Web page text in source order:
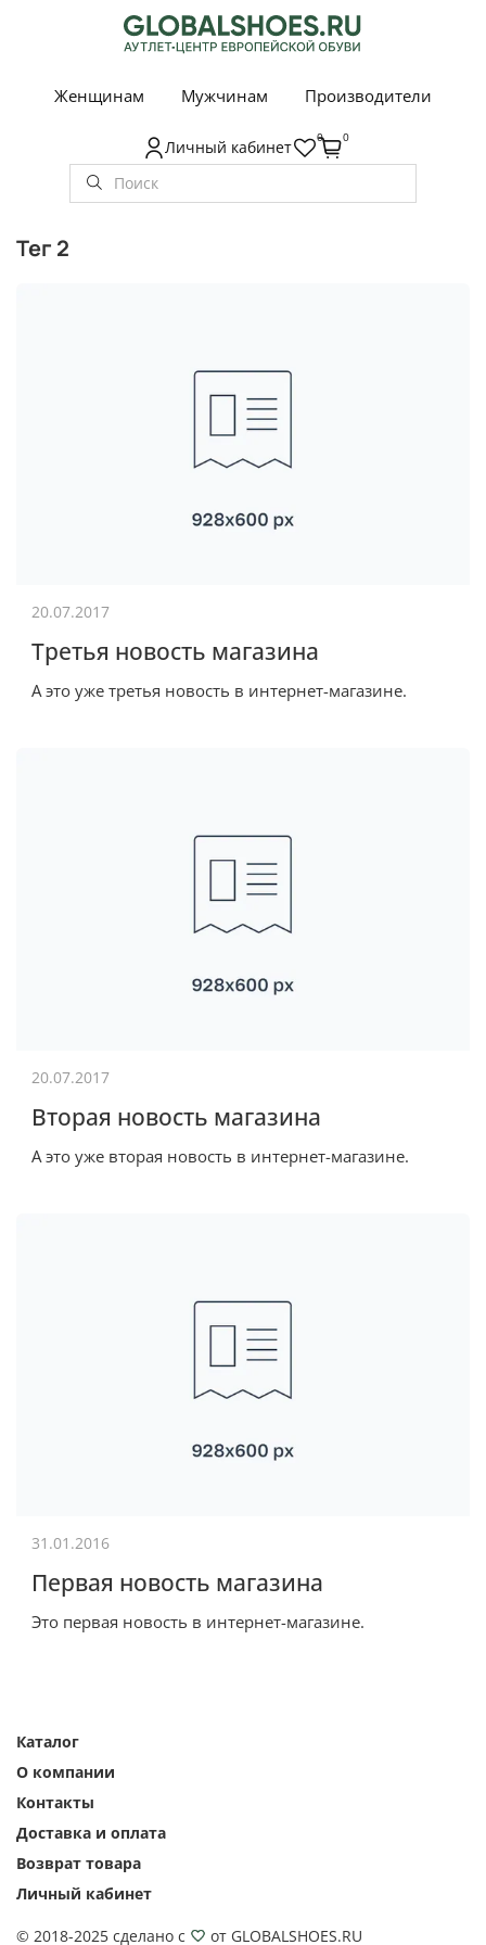
Женщинам Мужчинам Производители
Личный кабинет 0 0
тег 2
Третья новость магазина
А это уже третья новость в интернет-магазине.
20.07.2017
Вторая новость магазина
А это уже вторая новость в интернет-магазине.
20.07.2017
Первая новость магазина
Это первая новость в интернет-магазине.
31.01.2016
Каталог
О компании
Контакты
Доставка и оплата
Возврат товара
Личный кабинет
© 2018-2025 сделано с от GLOBALSHOES.RU